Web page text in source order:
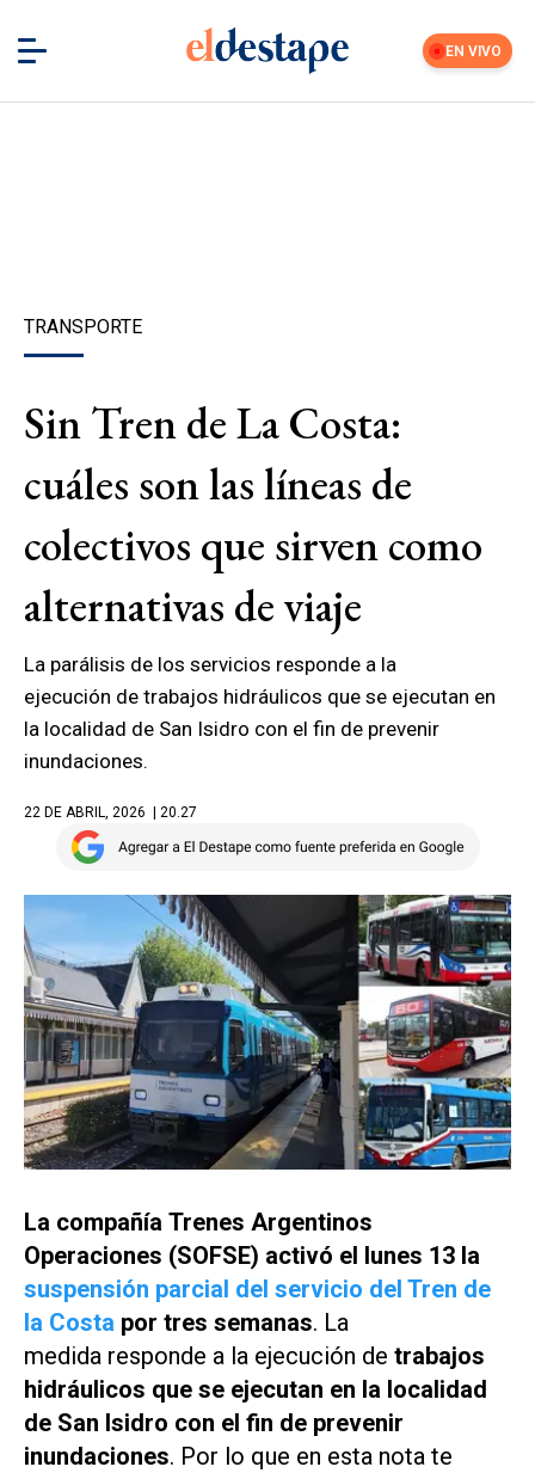
EN VIVO
TRANSPORTE
Sin Tren de La Costa:
cuáles son las líneas de
colectivos que sirven como
alternativas de viaje
La parálisis de los servicios responde a la
ejecución de trabajos hidráulicos que se ejecutan en
la localidad de San Isidro con el fin de prevenir
inundaciones.
22 DE ABRIL, 2026 | 20.27
La compañía Trenes Argentinos
Operaciones (SOFSE) activó el lunes 13 la
suspensión parcial del servicio del Tren de
la Costa por tres semanas. La
medida responde a la ejecución de trabajos
hidráulicos que se ejecutan en la localidad
de San Isidro con el fin de prevenir
inundaciones. Por lo que en esta nota te